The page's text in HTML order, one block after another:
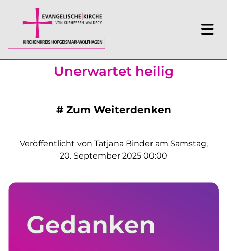
Unerwartet heilig
# Zum Weiterdenken
Veröffentlicht von Tatjana Binder am Samstag,
20. September 2025 00:00